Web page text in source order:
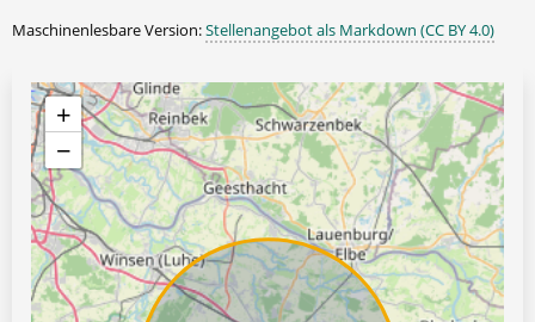
Maschinenlesbare Version:Stellenangebot als Markdown (CC BY 4.0)
+
−